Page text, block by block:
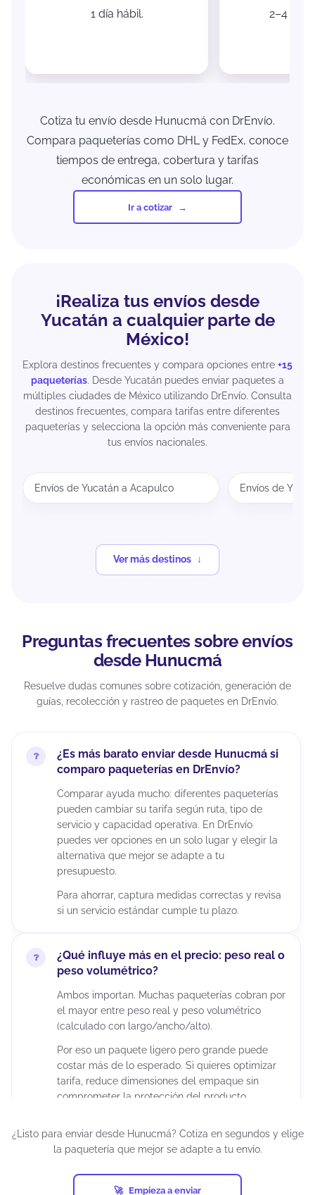
1 día hábil. 2–4 días
Cotiza tu envío desde Hunucmá con DrEnvío.
Compara paqueterías como DHL y FedEx, conoce
tiempos de entrega, cobertura y tarifas
económicas en un solo lugar.
Ir a cotizar
¡Realiza tus envíos desde
Yucatán a cualquier parte de
México!
Explora destinos frecuentes y compara opciones entre +15
paqueterías. Desde Yucatán puedes enviar paquetes a
múltiples ciudades de México utilizando DrEnvío. Consulta
destinos frecuentes, compara tarifas entre diferentes
paqueterías y selecciona la opción más conveniente para
tus envíos nacionales.
Envíos de Yucatán a Acapulco Envíos de
Ver más destinos
Preguntas frecuentes sobre envíos
desde Hunucmá
Resuelve dudas comunes sobre cotización, generación de
guías, recolección y rastreo de paquetes en DrEnvío.
¿Es más barato enviar desde Hunucmá si
comparo paqueterías en DrEnvío?
Comparar ayuda mucho: diferentes paqueterías
pueden cambiar su tarifa según ruta, tipo de
servicio y capacidad operativa. En DrEnvío
puedes ver opciones en un solo lugar y elegir la
alternativa que mejor se adapte a tu
presupuesto.
Para ahorrar, captura medidas correctas y revisa
si un servicio estándar cumple tu plazo.
¿Qué influye más en el precio: peso real o
peso volumétrico?
Ambos importan. Muchas paqueterías cobran por
el mayor entre peso real y peso volumétrico
(calculado con largo/ancho/alto).
Por eso un paquete ligero pero grande puede
costar más de lo esperado. Si quieres optimizar
tarifa, reduce dimensiones del empaque sin
comprometer la protección del producto.
¿Puedo enviar paquetes grandes desde
Hunucmá?
Sí, siempre que estén dentro de los límites del
¿Listo para enviar desde Hunucmá? Cotiza en segundos y elige
la paquetería que mejor se adapte a tu envío.
Empieza a enviar